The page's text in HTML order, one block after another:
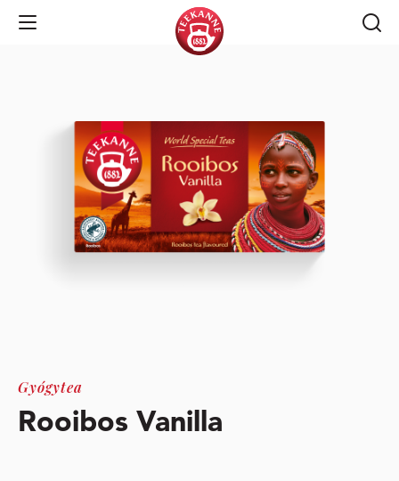
Open Navigation
Gyógytea
Rooibos Vanilla